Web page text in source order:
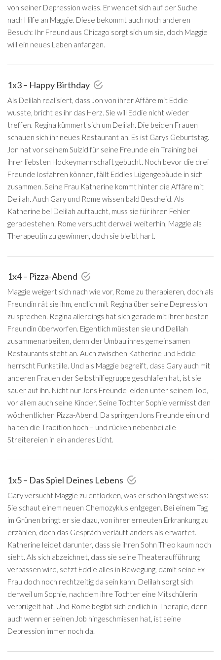
von seiner Depression weiss. Er wendet sich auf der Suche
nach Hilfe an Maggie. Diese bekommt auch noch anderen
Besuch: Ihr Freund aus Chicago sorgt sich um sie, doch Maggie
will ein neues Leben anfangen.
1x3 – Happy Birthday
Als Delilah realisiert, dass Jon von ihrer Affäre mit Eddie
wusste, bricht es ihr das Herz. Sie will Eddie nicht wieder
treffen. Regina kümmert sich um Delilah. Die beiden Frauen
schauen sich ihr neues Restaurant an. Es ist Garys Geburtstag.
Jon hat vor seinem Suizid für seine Freunde ein Training bei
ihrer liebsten Hockeymannschaft gebucht. Noch bevor die drei
Freunde losfahren können, fällt Eddies Lügengebäude in sich
zusammen. Seine Frau Katherine kommt hinter die Affäre mit
Delilah. Auch Gary und Rome wissen bald Bescheid. Als
Katherine bei Delilah auftaucht, muss sie für ihren Fehler
geradestehen. Rome versucht derweil weiterhin, Maggie als
Therapeutin zu gewinnen, doch sie bleibt hart.
1x4 – Pizza-Abend
Maggie weigert sich nach wie vor, Rome zu therapieren, doch als
Freundin rät sie ihm, endlich mit Regina über seine Depression
zu sprechen. Regina allerdings hat sich gerade mit ihrer besten
Freundin überworfen. Eigentlich müssten sie und Delilah
zusammenarbeiten, denn der Umbau ihres gemeinsamen
Restaurants steht an. Auch zwischen Katherine und Eddie
herrscht Funkstille. Und als Maggie begreift, dass Gary auch mit
anderen Frauen der Selbsthilfegruppe geschlafen hat, ist sie
sauer auf ihn. Nicht nur Jons Freunde leiden unter seinem Tod,
vor allem auch seine Kinder. Seine Tochter Sophie vermisst den
wöchentlichen Pizza-Abend. Da springen Jons Freunde ein und
halten die Tradition hoch – und rücken nebenbei alle
Streitereien in ein anderes Licht.
1x5 – Das Spiel Deines Lebens
Gary versucht Maggie zu entlocken, was er schon längst weiss:
Sie schaut einem neuen Chemozyklus entgegen. Bei einem Tag
im Grünen bringt er sie dazu, von ihrer erneuten Erkrankung zu
erzählen, doch das Gespräch verläuft anders als erwartet.
Katherine leidet darunter, dass sie ihren Sohn Theo kaum noch
sieht. Als sich abzeichnet, dass sie seine Theateraufführung
verpassen wird, setzt Eddie alles in Bewegung, damit seine Ex-
Frau doch noch rechtzeitig da sein kann. Delilah sorgt sich
derweil um Sophie, nachdem ihre Tochter eine Mitschülerin
verprügelt hat. Und Rome begibt sich endlich in Therapie, denn
auch wenn er seinen Job hingeschmissen hat, ist seine
Depression immer noch da.